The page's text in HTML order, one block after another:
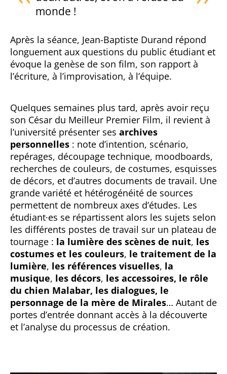
monde !
Après la séance, Jean-Baptiste Durand répond
longuement aux questions du public étudiant et
évoque la genèse de son film, son rapport à
l’écriture, à l’improvisation, à l’équipe.
Quelques semaines plus tard, après avoir reçu
son César du Meilleur Premier Film, il revient à
l’université présenter ses archives
personnelles : note d’intention, scénario,
repérages, découpage technique, moodboards,
recherches de couleurs, de costumes, esquisses
de décors, et d’autres documents de travail. Une
grande variété et hétérogénéité de sources
permettent de nombreux axes d’études. Les
étudiant·es se répartissent alors les sujets selon
les différents postes de travail sur un plateau de
tournage : la lumière des scènes de nuit, les
costumes et les couleurs, le traitement de la
lumière, les références visuelles, la
musique, les décors, les accessoires, le rôle
du chien Malabar, les dialogues, le
personnage de la mère de Mirales… Autant de
portes d’entrée donnant accès à la découverte
et l’analyse du processus de création.